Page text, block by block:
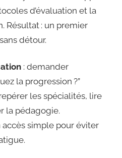
d’évaluation et la
Résultat : un premier
détour.
: demander
la progression ?”
les spécialités, lire
la pédagogie.
simple pour éviter